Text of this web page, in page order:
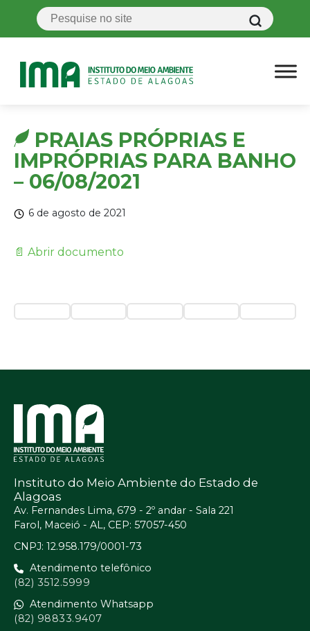
PRAIAS PRÓPRIAS E
IMPRÓPRIAS PARA BANHO
– 06/08/2021
6 de agosto de 2021
📄 Abrir documento
Instituto do Meio Ambiente do Estado de
Alagoas
Av. Fernandes Lima, 679 - 2º andar - Sala 221
Farol, Maceió - AL, CEP: 57057-450
CNPJ: 12.958.179/0001-73
Atendimento telefônico
(82) 3512.5999
Atendimento Whatsapp
(82) 98833.9407